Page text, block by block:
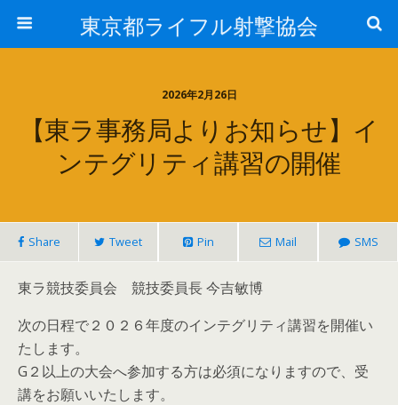
東京都ライフル射撃協会
2026年2月26日
【東ラ事務局よりお知らせ】イ
ンテグリティ講習の開催
Share Tweet Pin Mail SMS
東ラ競技委員会 競技委員長 今吉敏博
次の日程で２０２６年度のインテグリティ講習を開催い
たします。
G２以上の大会へ参加する方は必須になりますので、受
講をお願いいたします。